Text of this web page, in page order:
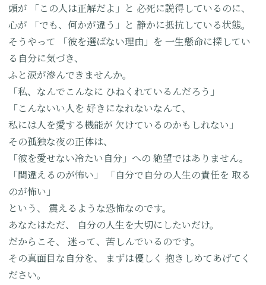
頭が
「この人は正解だよ」と 必死に説得しているのに、
心が
「でも、何かが違う」と 静かに抵抗している状態。
そうやって
「彼を選ばない理由」を 一生懸命に探してい
る自分に気づき、
ふと涙が滲んできませんか。
「私、なんでこんなに ひねくれているんだろう」
「こんないい人を 好きになれないなんて、
私には人を愛する機能が 欠けているのかもしれない」
その孤独な夜の正体は、
「彼を愛せない冷たい自分」への 絶望ではありません。
「間違えるのが怖い」
「自分で自分の人生の責任を 取る
のが怖い」
という、
震えるような恐怖なのです。
あなたはただ、
自分の人生を大切にしたいだけ。
だからこそ、
迷って、苦しんでいるのです。
その真面目な自分を、
まずは優しく 抱きしめてあげてく
ださい。